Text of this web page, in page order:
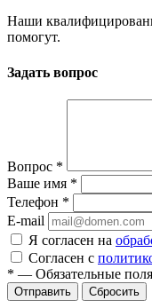
Наши
помогут.
Задать вопрос
Вопрос *
Ваше имя *
Телефон *
E-mail
Я согласен на
Согласен с
* — Обязательные поля
Сбросить